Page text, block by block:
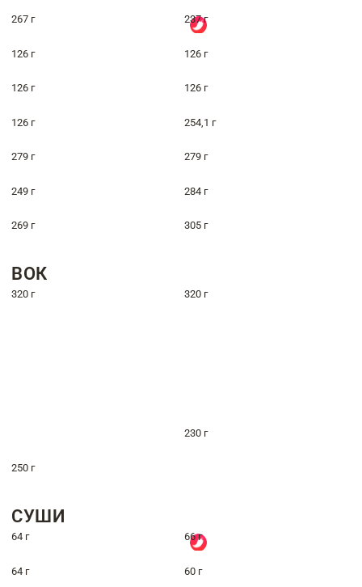
267 г 237 г
126 г 126 г
126 г 126 г
126 г 254,1 г
279 г 279 г
249 г 284 г
269 г 305 г
ВОК
320 г 320 г
230 г
250 г
СУШИ
64 г 66 г
64 г 60 г